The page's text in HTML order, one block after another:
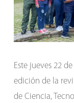
Este jueves 22
edición de la
de Ciencia,